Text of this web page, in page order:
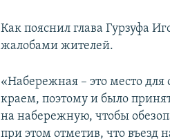
Как пояснил глава Гурзуфа
жалобами жителей.
«Набережная – это место
краем, поэтому и было
на набережную, чтобы
при этом отметив, что въезд